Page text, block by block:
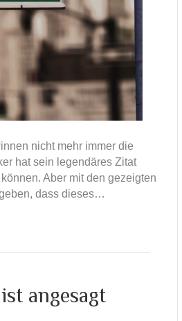
nicht mehr immer die
hat sein legendäres Zitat
Aber mit den gezeigten
dass dieses…
angesagt